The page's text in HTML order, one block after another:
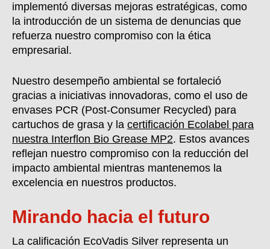
implementó diversas mejoras estratégicas, como
la introducción de un sistema de denuncias que
refuerza nuestro compromiso con la ética
empresarial.
Nuestro desempeño ambiental se fortaleció
gracias a iniciativas innovadoras, como el uso de
envases PCR (Post-Consumer Recycled) para
cartuchos de grasa y la certificación Ecolabel para
nuestra Interflon Bio Grease MP2. Estos avances
reflejan nuestro compromiso con la reducción del
impacto ambiental mientras mantenemos la
excelencia en nuestros productos.
Mirando hacia el futuro
La calificación EcoVadis Silver representa un